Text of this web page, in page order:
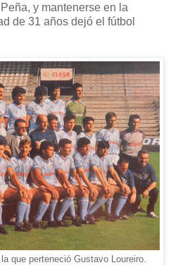
y mantenerse en la
de 31 años dejó el fútbol
que perteneció Gustavo Loureiro.